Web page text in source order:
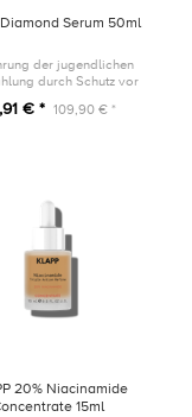
Diamond Serum 50ml
der jugendlichen
durch Schutz vor
€ * 109,90 € *
20% Niacinamide
15ml